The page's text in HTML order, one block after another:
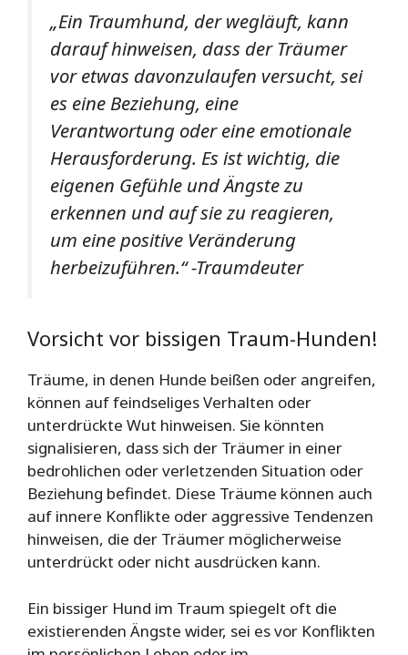
„Ein Traumhund, der wegläuft, kann
darauf hinweisen, dass der Träumer
vor etwas davonzulaufen versucht, sei
es eine Beziehung, eine
Verantwortung oder eine emotionale
Herausforderung. Es ist wichtig, die
eigenen Gefühle und Ängste zu
erkennen und auf sie zu reagieren,
um eine positive Veränderung
herbeizuführen.“ -Traumdeuter
Vorsicht vor bissigen Traum-Hunden!
Träume, in denen Hunde beißen oder angreifen,
können auf feindseliges Verhalten oder
unterdrückte Wut hinweisen. Sie könnten
signalisieren, dass sich der Träumer in einer
bedrohlichen oder verletzenden Situation oder
Beziehung befindet. Diese Träume können auch
auf innere Konflikte oder aggressive Tendenzen
hinweisen, die der Träumer möglicherweise
unterdrückt oder nicht ausdrücken kann.
Ein bissiger Hund im Traum spiegelt oft die
existierenden Ängste wider, sei es vor Konflikten